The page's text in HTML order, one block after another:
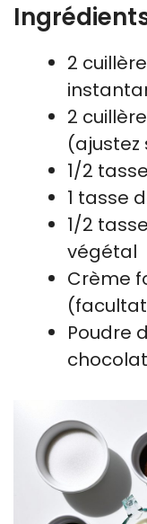
2
2
(ajustez
1/2
1 tasse
1/2
végétal
Crème
Poudre